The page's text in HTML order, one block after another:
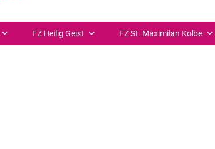
FZ Heilig Geist FZ St. Maximilan Kolbe